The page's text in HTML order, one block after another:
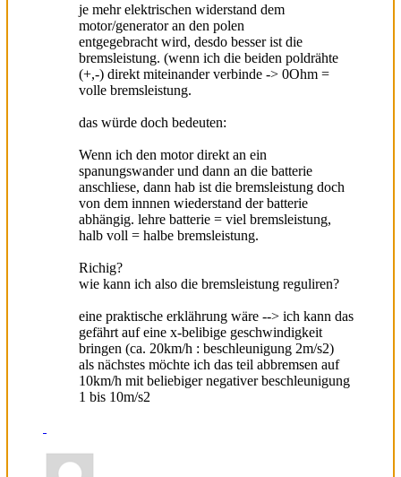
je mehr elektrischen widerstand dem
motor/generator an den polen
entgegebracht wird, desdo besser ist die
bremsleistung. (wenn ich die beiden poldrähte
(+,-) direkt miteinander verbinde -> 0Ohm =
volle bremsleistung.
das würde doch bedeuten:
Wenn ich den motor direkt an ein
spanungswander und dann an die batterie
anschliese, dann hab ist die bremsleistung doch
von dem innnen wiederstand der batterie
abhängig. lehre batterie = viel bremsleistung,
halb voll = halbe bremsleistung.
Richig?
wie kann ich also die bremsleistung reguliren?
eine praktische erklährung wäre --> ich kann das
gefährt auf eine x-belibige geschwindigkeit
bringen (ca. 20km/h : beschleunigung 2m/s2)
als nächstes möchte ich das teil abbremsen auf
10km/h mit beliebiger negativer beschleunigung
1 bis 10m/s2